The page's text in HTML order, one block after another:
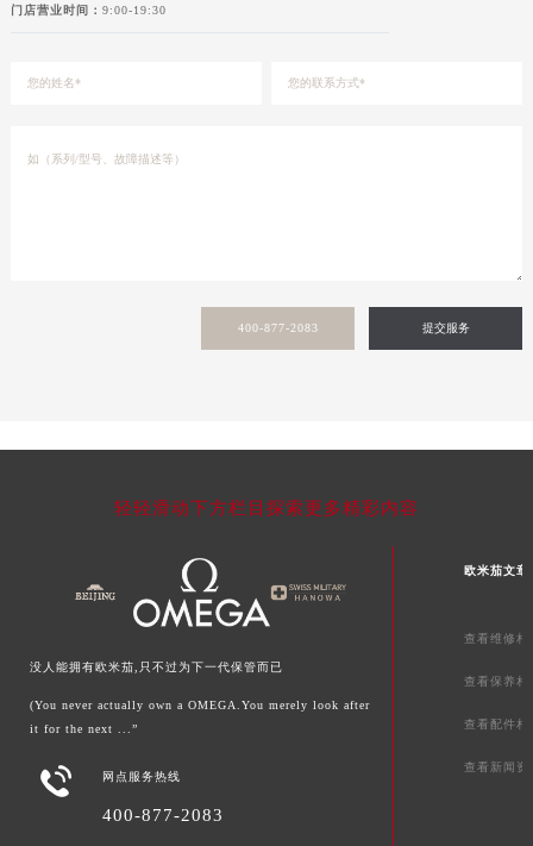
门店营业时间： 9:00-19:30
400-877-2083 提交服务
轻轻滑动下方栏目探索更多精彩内容
没人能拥有欧米茄,只不过为下一代保管而已
(You never actually own a OMEGA.You merely look after
it for the next ...”
 网点服务热线
400-877-2083
欧米茄文章
查看维修相
查看保养相
查看配件相
查看新闻资